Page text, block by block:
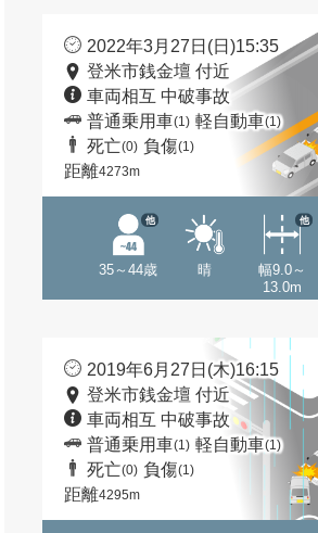
2022年3月27日(日)15:35
登米市銭金壇 付近
車両相互 中破事故
普通乗用車(1) 軽自動車(1)
死亡(0) 負傷(1)
距離4273m
35～44歳
他
晴
幅9.0～
13.0m
他
2019年6月27日(木)16:15
登米市銭金壇 付近
車両相互 中破事故
普通乗用車(1) 軽自動車(1)
死亡(0) 負傷(1)
距離4295m